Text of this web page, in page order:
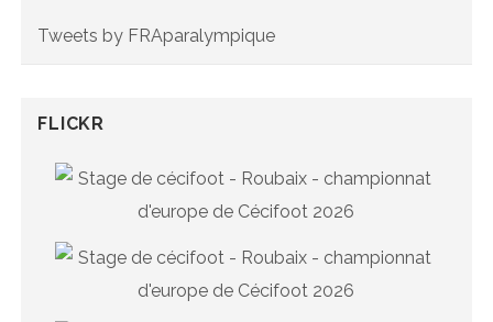
Tweets by FRAparalympique
FLICKR